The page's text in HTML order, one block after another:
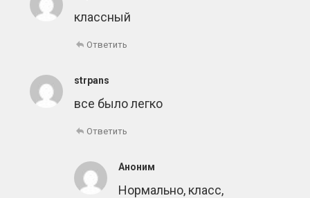
классный
Ответить
strpans
все было легко
Ответить
Аноним
Нормально, класс,